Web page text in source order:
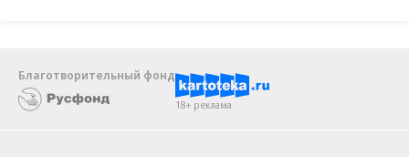
Благотворительный фонд
18+ реклама